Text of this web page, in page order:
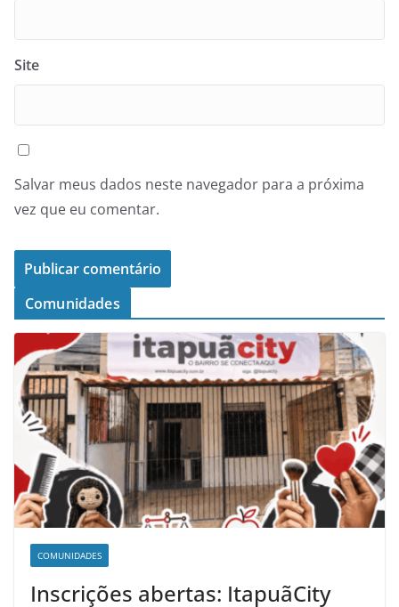
Site
Salvar meus dados neste navegador para a próxima
vez que eu comentar.
Comunidades
COMUNIDADES
Inscrições abertas: ItapuãCity